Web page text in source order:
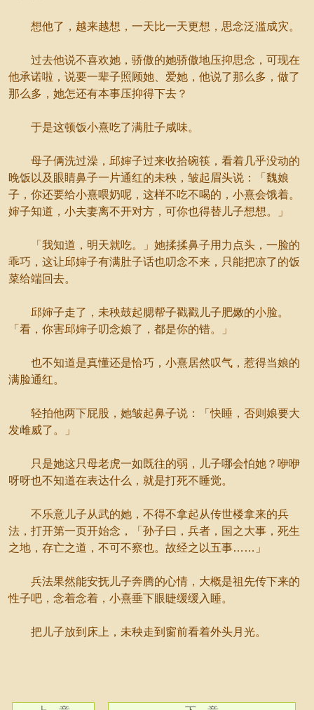
想他了，越来越想，一天比一天更想，思念泛滥成灾。
过去他说不喜欢她，骄傲的她骄傲地压抑思念，可现在
他承诺啦，说要一辈子照顾她、爱她，他说了那么多，做了
那么多，她怎还有本事压抑得下去？
于是这顿饭小熹吃了满肚子咸味。
母子俩洗过澡，邱婶子过来收拾碗筷，看着几乎没动的
晚饭以及眼睛鼻子一片通红的未秧，皱起眉头说：「魏娘
子，你还要给小熹喂奶呢，这样不吃不喝的，小熹会饿着。
婶子知道，小夫妻离不开对方，可你也得替儿子想想。」
「我知道，明天就吃。」她揉揉鼻子用力点头，一脸的
乖巧，这让邱婶子有满肚子话也叨念不来，只能把凉了的饭
菜给端回去。
邱婶子走了，未秧鼓起腮帮子戳戳儿子肥嫩的小脸。
「看，你害邱婶子叨念娘了，都是你的错。」
也不知道是真懂还是恰巧，小熹居然叹气，惹得当娘的
满脸通红。
轻拍他两下屁股，她皱起鼻子说：「快睡，否则娘要大
发雌威了。」
只是她这只母老虎一如既往的弱，儿子哪会怕她？咿咿
呀呀也不知道在表达什么，就是打死不睡觉。
不乐意儿子从武的她，不得不拿起从传世楼拿来的兵
法，打开第一页开始念，「孙子曰，兵者，国之大事，死生
之地，存亡之道，不可不察也。故经之以五事……」
兵法果然能安抚儿子奔腾的心情，大概是祖先传下来的
性子吧，念着念着，小熹垂下眼睫缓缓入睡。
把儿子放到床上，未秧走到窗前看着外头月光。